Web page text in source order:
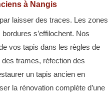
à Nangis
laisser des traces. Les zones
s’effilochent. Nos
vos tapis dans les règles de
trames, réfection des
un tapis ancien en
la rénovation complète d’une